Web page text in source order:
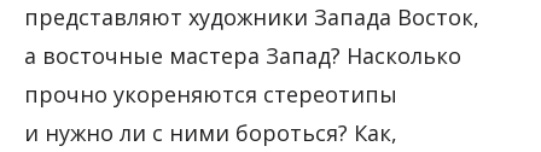
представляют художники Запада Восток,
а восточные мастера Запад? Насколько
прочно укореняются стереотипы
и нужно ли с ними бороться? Как,